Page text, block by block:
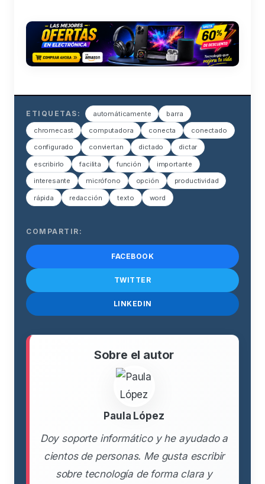
ETIQUETAS: automáticamente barra
chromecast computadora conecta conectado
configurado conviertan dictado dictar
escribirlo facilita función importante
interesante micrófono opción productividad
rápida redacción texto word
COMPARTIR:
FACEBOOK
TWITTER
LINKEDIN
Sobre el autor
Paula López
Doy soporte informático y he ayudado a
cientos de personas. Me gusta escribir
sobre tecnología de forma clara y